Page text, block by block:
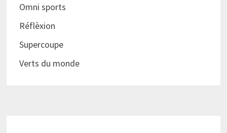
Omni sports
Réflèxion
Supercoupe
Verts du monde